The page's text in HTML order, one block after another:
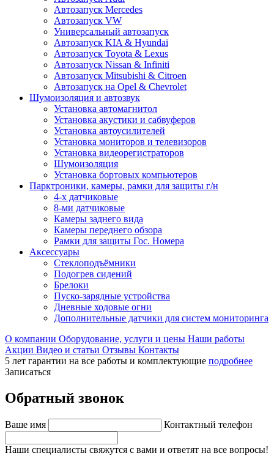
Автозапуск Mercedes
Автозапуск VW
Универсальный автозапуск
Автозапуск KIA & Hyundai
Автозапуск Toyota & Lexus
Автозапуск Nissan & Infiniti
Автозапуск Mitsubishi & Citroen
Автозапуск на Opel & Chevrolet
Шумоизоляция и автозвук
Установка автомагнитол
Установка акустики и сабвуферов
Установка автоусилителей
Установка мониторов и телевизоров
Установка видеорегистраторов
Шумоизоляция
Установка бортовых компьютеров
Парктроники, камеры, рамки для защиты г/н
4-х датчиковые
8-ми датчиковые
Камеры заднего вида
Камеры переднего обзора
Рамки для защиты Гос. Номера
Аксессуары
Стеклоподъёмники
Подогрев сидений
Брелоки
Пуско-зарядные устройства
Дневные ходовые огни
Дополнительные датчики для систем мониторинга
О компании Оборудование, услуги и цены Наши работы
Акции Видео и статьи Отзывы Контакты
5 лет гарантии на все работы и комплектующие подробнее
Записаться
Обратный звонок
Ваше имя Контактный телефон
Наши специалисты свяжутся с вами и ответят на все вопросы!